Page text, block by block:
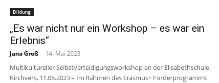
Bildung
„Es war nicht nur ein Workshop – es war ein
Erlebnis“
Jana Groß - 14. Mai 2023
Multikultureller Selbstverteidigungsworkshop an der Elisabethschule
Kirchvers, 11.05.2023 – Im Rahmen des Erasmus+ Förderprogramms